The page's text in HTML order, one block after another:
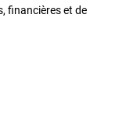
financières et de